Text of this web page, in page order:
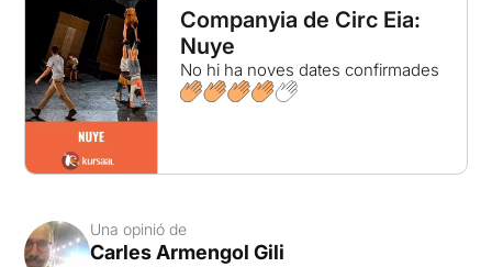
Companyia de Circ Eia:
Nuye
No hi ha noves dates confirmades
Una opinió de
Carles Armengol Gili